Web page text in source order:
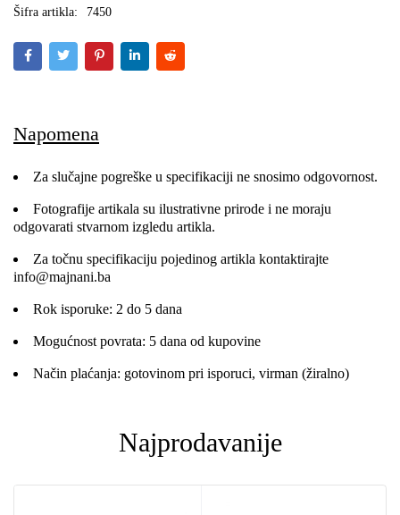
Šifra artikla:
7450
Napomena
Za slučajne pogreške u specifikaciji ne snosimo odgovornost.
Fotografije artikala su ilustrativne prirode i ne moraju
odgovarati stvarnom izgledu artikla.
Za točnu specifikaciju pojedinog artikla kontaktirajte
info@majnani.ba
Rok isporuke: 2 do 5 dana
Mogućnost povrata: 5 dana od kupovine
Način plaćanja: gotovinom pri isporuci, virman (žiralno)
Najprodavanije